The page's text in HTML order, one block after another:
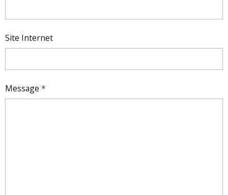
Site Internet
Message